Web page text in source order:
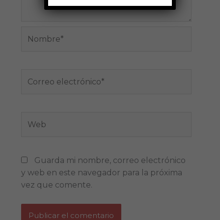
electrónico*
Guarda mi nombre, correo electrónico
y web en este navegador para la próxima
vez que comente.